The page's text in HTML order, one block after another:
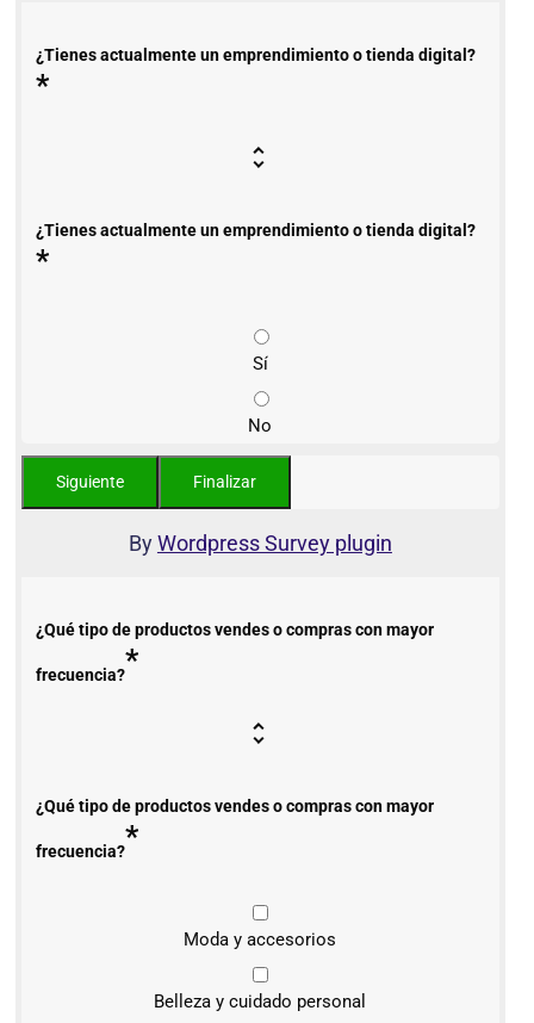
¿Tienes actualmente un emprendimiento o tienda digital?
*
¿Tienes actualmente un emprendimiento o tienda digital?
*
Sí
No
ByWordpress Survey plugin
¿Qué tipo de productos vendes o compras con mayor
frecuencia?*
¿Qué tipo de productos vendes o compras con mayor
frecuencia?*
Moda y accesorios
Belleza y cuidado personal